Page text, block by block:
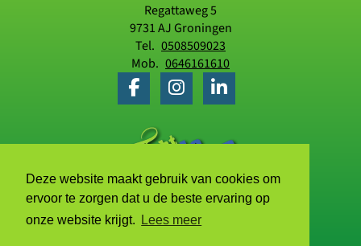
Deze website maakt gebruik van cookies om
ervoor te zorgen dat u de beste ervaring op
onze website krijgt.
Lees meer
Regattaweg 5
9731 AJGroningen
Tel. 0508509023
Mob. 0646161610